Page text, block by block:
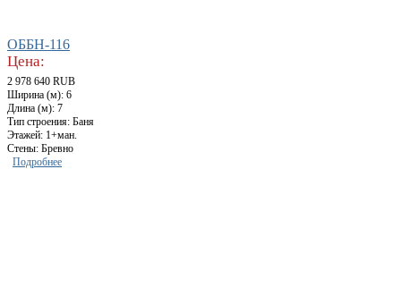
ОББН-116
Цена:
2 978 640 RUB
Ширина (м): 6
Длина (м): 7
Тип строения: Баня
Этажей: 1+ман.
Стены: Бревно
Подробнее